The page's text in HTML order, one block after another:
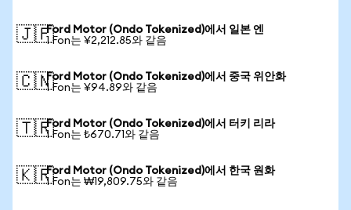
🇯🇵Ford Motor (Ondo Tokenized)에서 일본 엔
1 Fon는 ¥2,212.85와 같음
🇨🇳Ford Motor (Ondo Tokenized)에서 중국 위안화
1 Fon는 ¥94.89와 같음
🇹🇷Ford Motor (Ondo Tokenized)에서 터키 리라
1 Fon는 ₺670.71와 같음
🇰🇷Ford Motor (Ondo Tokenized)에서 한국 원화
1 Fon는 ₩19,809.75와 같음